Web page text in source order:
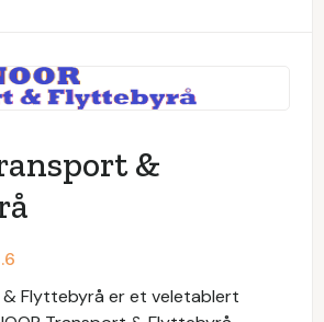
&
& Flyttebyrå er et veletablert